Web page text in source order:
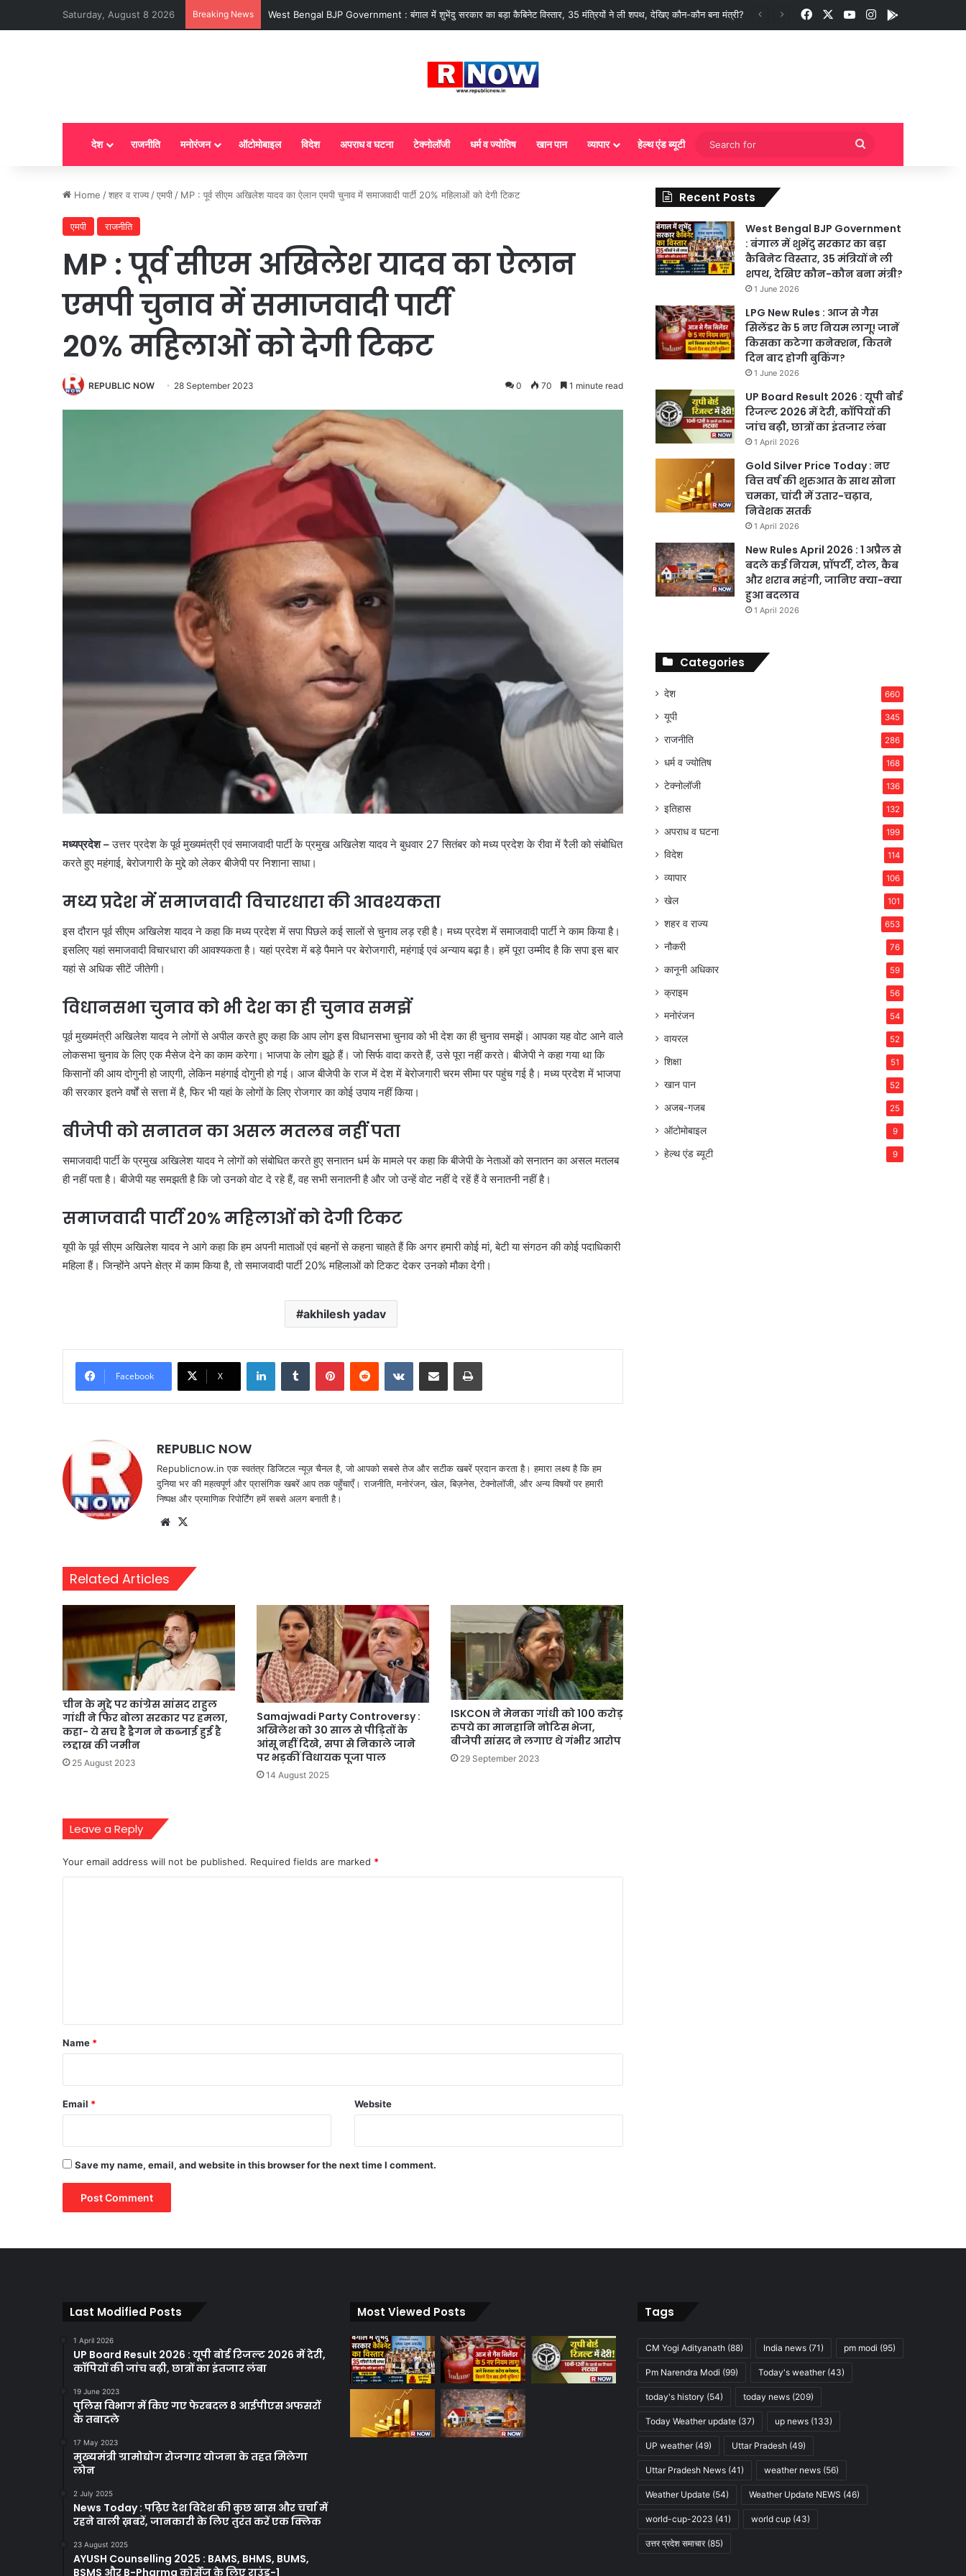
Saturday, August 8 2026 Breaking News LPG New Rules : आज से गैस सिलेंडर के 5 नए नियम लागू! जानें किसका कटेगा कनेक्शन, कितने दिन बाद होगी बुकिंग? FacebookYouTubeInstagram
देश राजनीति मनोरंजन ऑटोमोबाइल विदेश अपराध व घटना टेक्नोलॉजी धर्म व ज्योतिष खान पान व्यापार हेल्थ एंड ब्यूटी
Search
for
Home /शहर व राज्य /एमपी / MP : पूर्व सीएम अखिलेश यादव का ऐलान एमपी चुनाव में समाजवादी पार्टी 20% महिलाओं को देगी टिकट
एमपी राजनीति
MP : पूर्व सीएम अखिलेश यादव का ऐलान
एमपी चुनाव में समाजवादी पार्टी
20% महिलाओं को देगी टिकट
REPUBLIC NOW 28 September 2023 0 70 1 minute read
मध्यप्रदेश –उत्तर प्रदेश के पूर्व मुख्यमंत्री एवं समाजवादी पार्टी के प्रमुख अखिलेश यादव ने बुधवार 27 सितंबर को मध्य प्रदेश के रीवा में रैली को संबोधित
करते हुए महंगाई, बेरोजगारी के मुद्दे को लेकर बीजेपी पर निशाना साधा।
मध्य प्रदेश में समाजवादी विचारधारा की आवश्यकता
इस दौरान पूर्व सीएम अखिलेश यादव ने कहा कि मध्य प्रदेश में सपा पिछले कई सालों से चुनाव लड़ रही है। मध्य प्रदेश में समाजवादी पार्टी ने काम किया है।
इसलिए यहां समाजवादी विचारधारा की आवश्यकता है। यहां प्रदेश में बड़े पैमाने पर बेरोजगारी, महंगाई एवं अन्याय बढ़ा है। हमें पूरा उम्मीद है कि सपा इस बार
यहां से अधिक सीटें जीतेगी।
विधानसभा चुनाव को भी देश का ही चुनाव समझें
पूर्व मुख्यमंत्री अखिलेश यादव ने लोगों से अपील करते हुए कहा कि आप लोग इस विधानसभा चुनाव को भी देश का ही चुनाव समझें। आपका यह वोट आने वाले
लोकसभा चुनाव के लिए एक मैसेज देने का काम करेगा। भाजपा के लोग झूठे हैं। जो सिर्फ वादा करते हैं, उसे पूरा नहीं करते। बीजेपी ने कहा गया था कि
किसानों की आय दोगुनी हो जाएगी, लेकिन महंगाई दोगुनी हो गई। आज बीजेपी के राज में देश में बेरोजगारी चरम सीमा पर पहुंच गई है। मध्य प्रदेश में भाजपा
की सरकार इतने वर्षों से सत्ता में है, फिर भी यहां के लोगों के लिए रोजगार का कोई उपाय नहीं किया।
बीजेपी को सनातन का असल मतलब नहीं पता
समाजवादी पार्टी के प्रमुख अखिलेश यादव ने लोगों को संबोधित करते हुए सनातन धर्म के मामले पर कहा कि बीजेपी के नेताओं को सनातन का असल मतलब
ही नहीं पता है। बीजेपी यह समझती है कि जो उनको वोट दे रहे हैं, वह सभी सनातनी है और जो उन्हें वोट नहीं दे रहें हैं वे सनातनी नहीं है।
समाजवादी पार्टी 20%महिलाओं को देगी टिकट
यूपी के पूर्व सीएम अखिलेश यादव ने आगे कहा कि हम अपनी माताओं एवं बहनों से कहना चाहते हैं कि अगर हमारी कोई मां, बेटी या संगठन की कोई पदाधिकारी
महिला हैं। जिन्होंने अपने क्षेत्र में काम किया है, तो समाजवादी पार्टी 20% महिलाओं को टिकट देकर उनको मौका देगी।
akhilesh yadav
Facebook X
LinkedInTumblr PinterestReddit VKontakteShare via Email Print
REPUBLIC NOW
Republicnow.in एक स्वतंत्र डिजिटल न्यूज़ चैनल है, जो आपको सबसे तेज और सटीक खबरें प्रदान करता है। हमारा लक्ष्य है कि हम
दुनिया भर की महत्वपूर्ण और प्रासंगिक खबरें आप तक पहुँचाएँ। राजनीति, मनोरंजन, खेल, बिज़नेस, टेक्नोलॉजी, और अन्य विषयों पर हमारी
निष्पक्ष और प्रमाणिक रिपोर्टिंग हमें सबसे अलग बनाती है।
Website
Related Articles
चीन के मुद्दे पर कांग्रेस सांसद राहुल
गांधी ने फिर बोला सरकार पर हमला,
कहा- ये सच है ड्रैगन ने कब्जाई हुई है
लद्दाख की जमीन
25 August 2023
Samajwadi Party Controversy :
अखिलेश को 30 साल से पीड़ितों के
आंसू नहीं दिखे, सपा से निकाले जाने
पर भड़कीं विधायक पूजा पाल
14 August 2025
ISKCON ने मेनका गांधी को 100 करोड़
रुपये का मानहानि नोटिस भेजा,
बीजेपी सांसद ने लगाए थे गंभीर आरोप
29 September 2023
Leave a Reply
Your email address will not be published. Required fields are marked *
*
Name *
Email * Website
Save my name, email, and website in this browser for the next time I comment.
Recent Posts
West Bengal BJP Government
: बंगाल में शुभेंदु सरकार का बड़ा
कैबिनेट विस्तार, 35 मंत्रियों ने ली
शपथ, देखिए कौन-कौन बना मंत्री?
1 June 2026
LPG New Rules : आज से गैस
सिलेंडर के 5 नए नियम लागू! जानें
किसका कटेगा कनेक्शन, कितने
दिन बाद होगी बुकिंग?
1 June 2026
UP Board Result 2026 : यूपी बोर्ड
रिजल्ट 2026 में देरी, कॉपियों की
जांच बढ़ी, छात्रों का इंतजार लंबा
1 April 2026
Gold Silver Price Today : नए
वित्त वर्ष की शुरुआत के साथ सोना
चमका, चांदी में उतार-चढ़ाव,
निवेशक सतर्क
1 April 2026
New Rules April 2026 : 1 अप्रैल से
बदले कई नियम, प्रॉपर्टी, टोल, कैब
और शराब महंगी, जानिए क्या-क्या
हुआ बदलाव
1 April 2026
Categories
देश 660
यूपी 345
राजनीति 286
धर्म व ज्योतिष 168
टेक्नोलॉजी 136
इतिहास 132
अपराध व घटना 199
विदेश 114
व्यापार 106
खेल 101
शहर व राज्य 653
नौकरी 76
कानूनी अधिकार 59
क्राइम 56
मनोरंजन 54
वायरल 52
शिक्षा 51
खान पान 52
अजब-गजब 25
ऑटोमोबाइल 9
हेल्थ एंड ब्यूटी 9
Last Modified Posts
1 April 2026
UP Board Result 2026 : यूपी बोर्ड रिजल्ट 2026 में देरी,
कॉपियों की जांच बढ़ी, छात्रों का इंतजार लंबा
19 June 2023
पुलिस विभाग में किए गए फेरबदल 8 आईपीएस अफसरों
के तबादले
17 May 2023
मुख्यमंत्री ग्रामोद्योग रोजगार योजना के तहत मिलेगा
लोन
2 July 2025
News Today : पढ़िए देश विदेश की कुछ खास और चर्चा में
रहने वाली ख़बरें, जानकारी के लिए तुरंत करें एक क्लिक
23 August 2025
AYUSH Counselling 2025 : BAMS, BHMS, BUMS,
BSMS और B-Pharma कोर्सेज के लिए राउंड-1
Most Viewed Posts Tags
CM Yogi Adityanath(88) India news(71) pm modi (95)
Pm Narendra Modi (99) Today's weather(43)
today's history (54) today news(209)
Today Weather update(37) up news(133)
UP weather(49) Uttar Pradesh(49)
Uttar Pradesh News(41) weather news(56)
Weather Update(54) Weather Update NEWS (46)
world-cup-2023 (41) world cup(43)
उत्तर प्रदेश समाचार(85)